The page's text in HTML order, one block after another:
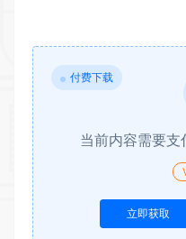
付费下载
当前内容需要支
立即获取